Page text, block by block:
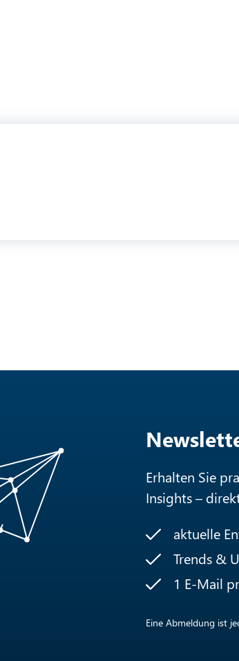
Erhalten Sie
Insights –
aktuelle
Trends &
1 E-Mail
Eine Abmeldung ist